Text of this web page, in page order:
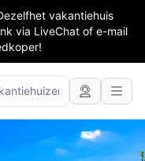
vakantiehuis
via LiveChat of e-mail